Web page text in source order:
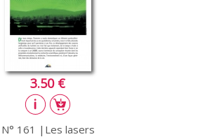
3.50 €
N° 161 |Les lasers